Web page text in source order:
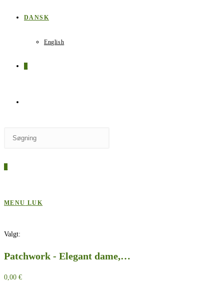
DANSK
English
TIL
MENU LUK
Valgt:
Patchwork - Elegant dame,…
0,00 €